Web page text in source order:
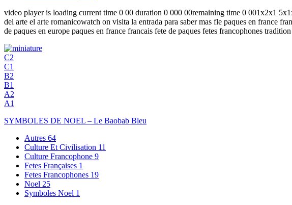
video player is loading current time 0 00 duration 0 000 00remaining time 0 001x2x1
del arte el arte romanicowatch on visita la entrada para saber mas fle paques en france
de paques en europe paques en france francais fete de paques fetes francophones
C2
C1
B2
B1
A2
A1
SYMBOLES DE NOEL – Le Baobab Bleu
Autres 64
Culture Et Civilisation 11
Culture Francophone 9
Fetes Françaises 1
Fetes Francophones 19
Noel 25
Symboles Noel 1